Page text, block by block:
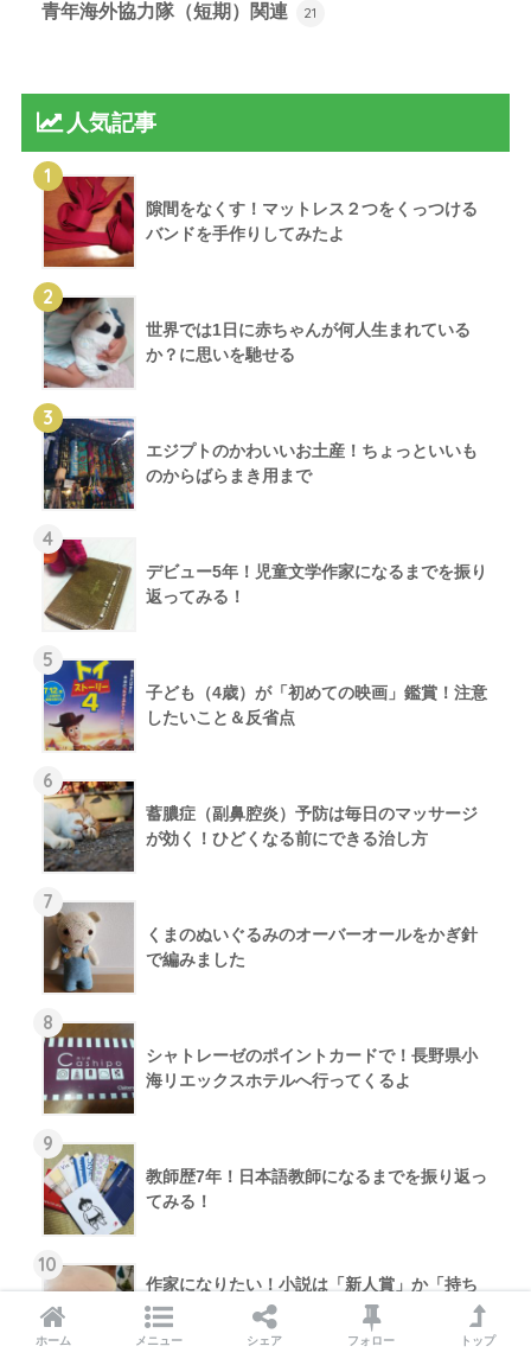
青年海外協力隊（短期）関連 21
人気記事
1
隙間をなくす！マットレス２つをくっつける
バンドを手作りしてみたよ
2
世界では1日に赤ちゃんが何人生まれている
か？に思いを馳せる
3
エジプトのかわいいお土産！ちょっといいも
のからばらまき用まで
4
デビュー5年！児童文学作家になるまでを振り
返ってみる！
5
子ども（4歳）が「初めての映画」鑑賞！注意
したいこと＆反省点
6
蓄膿症（副鼻腔炎）予防は毎日のマッサージ
が効く！ひどくなる前にできる治し方
7
くまのぬいぐるみのオーバーオールをかぎ針
で編みました
8
シャトレーゼのポイントカードで！長野県小
海リエックスホテルへ行ってくるよ
9
教師歴7年！日本語教師になるまでを振り返っ
てみる！
10
作家になりたい！小説は「新人賞」か「持ち
込み」か？「拾い上げ」を待つより賞に応募
したいところ
ホーム メニュー シェア フォロー トップ